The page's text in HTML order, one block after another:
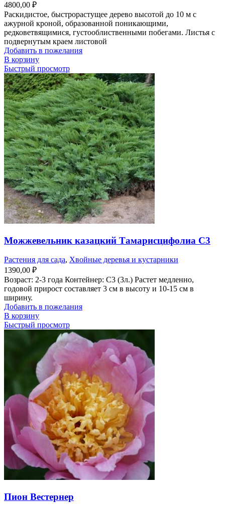
4800,00 ₽
Раскидистое, быстрорастущее дерево высотой до 10 м с
ажурной кроной, образованной поникающими,
редковетвящимися, густооблиственными побегами. Листья с
подвернутым краем листовой
Добавить в пожелания
В корзину
Быстрый просмотр
Можжевельник казацкий Тамарисцифолиа С3
Растения для сада, Хвойные деревья и кустарники
1390,00 ₽
Возраст: 2-3 года Контейнер: С3 (3л.) Растет медленно,
годовой прирост составляет 3 см в высоту и 10-15 см в
ширину.
Добавить в пожелания
В корзину
Быстрый просмотр
Пион Вестернер